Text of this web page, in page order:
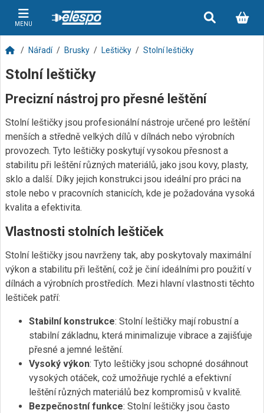
MENU
Nářadí Brusky Leštičky Stolní leštičky
Stolní leštičky
Precizní nástroj pro přesné leštění
Stolní leštičky jsou profesionální nástroje určené pro leštění
menších a středně velkých dílů v dílnách nebo výrobních
provozech. Tyto leštičky poskytují vysokou přesnost a
stabilitu při leštění různých materiálů, jako jsou kovy, plasty,
sklo a další. Díky jejich konstrukci jsou ideální pro práci na
stole nebo v pracovních stanicích, kde je požadována vysoká
kvalita a efektivita.
Vlastnosti stolních leštiček
Stolní leštičky jsou navrženy tak, aby poskytovaly maximální
výkon a stabilitu při leštění, což je činí ideálními pro použití v
dílnách a výrobních prostředích. Mezi hlavní vlastnosti těchto
leštiček patří:
Stabilní konstrukce: Stolní leštičky mají robustní a
stabilní základnu, která minimalizuje vibrace a zajišťuje
přesné a jemné leštění.
Vysoký výkon: Tyto leštičky jsou schopné dosáhnout
vysokých otáček, což umožňuje rychlé a efektivní
leštění různých materiálů bez kompromisů v kvalitě.
Bezpečnostní funkce: Stolní leštičky jsou často